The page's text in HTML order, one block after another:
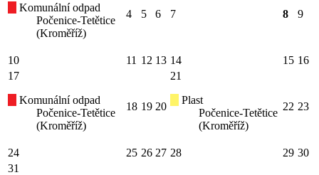
Komunální odpad
Počenice-Tetětice
(Kroměříž)
4 5 6 7 8 9
10 11 12 13 14 15 16
17
Komunální odpad
Počenice-Tetětice
(Kroměříž)
18 19 20
21
Plast
Počenice-Tetětice
(Kroměříž)
22 23
24 25 26 27 28 29 30
31